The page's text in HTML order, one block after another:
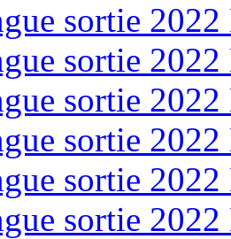
sortie 2022
sortie 2022
sortie 2022
sortie 2022
sortie 2022
sortie 2022